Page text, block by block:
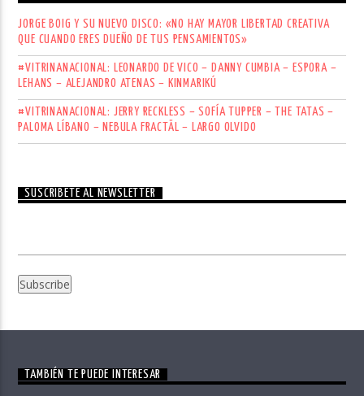
JORGE BOIG Y SU NUEVO DISCO: «NO HAY MAYOR LIBERTAD CREATIVA
QUE CUANDO ERES DUEÑO DE TUS PENSAMIENTOS»
#VITRINANACIONAL: LEONARDO DE VICO – DANNY CUMBIA – ESPORA –
LEHANS – ALEJANDRO ATENAS – KINMARIKÚ
#VITRINANACIONAL: JERRY RECKLESS – SOFÍA TUPPER – THE TATAS –
PALOMA LÍBANO – NEBULA FRACTÄL – LARGO OLVIDO
SUSCRÍBETE AL NEWSLETTER
TAMBIÉN TE PUEDE INTERESAR